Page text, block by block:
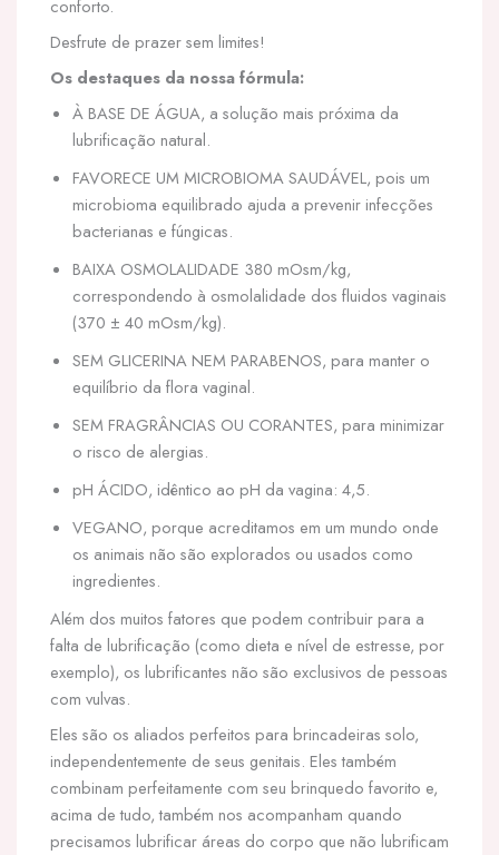
conforto.
Desfrute de prazer sem limites!
Os destaques da nossa fórmula:
À BASE DE ÁGUA, a solução mais próxima da
lubrificação natural.
FAVORECE UM MICROBIOMA SAUDÁVEL, pois um
microbioma equilibrado ajuda a prevenir infecções
bacterianas e fúngicas.
BAIXA OSMOLALIDADE 380 mOsm/kg,
correspondendo à osmolalidade dos fluidos vaginais
(370 ± 40 mOsm/kg).
SEM GLICERINA NEM PARABENOS, para manter o
equilíbrio da flora vaginal.
SEM FRAGRÂNCIAS OU CORANTES, para minimizar
o risco de alergias.
pH ÁCIDO, idêntico ao pH da vagina: 4,5.
VEGANO, porque acreditamos em um mundo onde
os animais não são explorados ou usados como
ingredientes.
Além dos muitos fatores que podem contribuir para a
falta de lubrificação (como dieta e nível de estresse, por
exemplo), os lubrificantes não são exclusivos de pessoas
com vulvas.
Eles são os aliados perfeitos para brincadeiras solo,
independentemente de seus genitais. Eles também
combinam perfeitamente com seu brinquedo favorito e,
acima de tudo, também nos acompanham quando
precisamos lubrificar áreas do corpo que não lubrificam